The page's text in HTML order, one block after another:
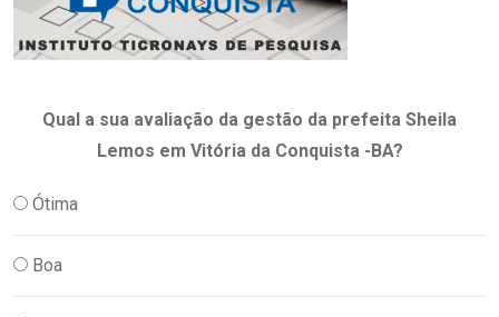
Qual a sua avaliação da gestão da prefeita Sheila
Lemos em Vitória da Conquista -BA?
Ótima
Boa